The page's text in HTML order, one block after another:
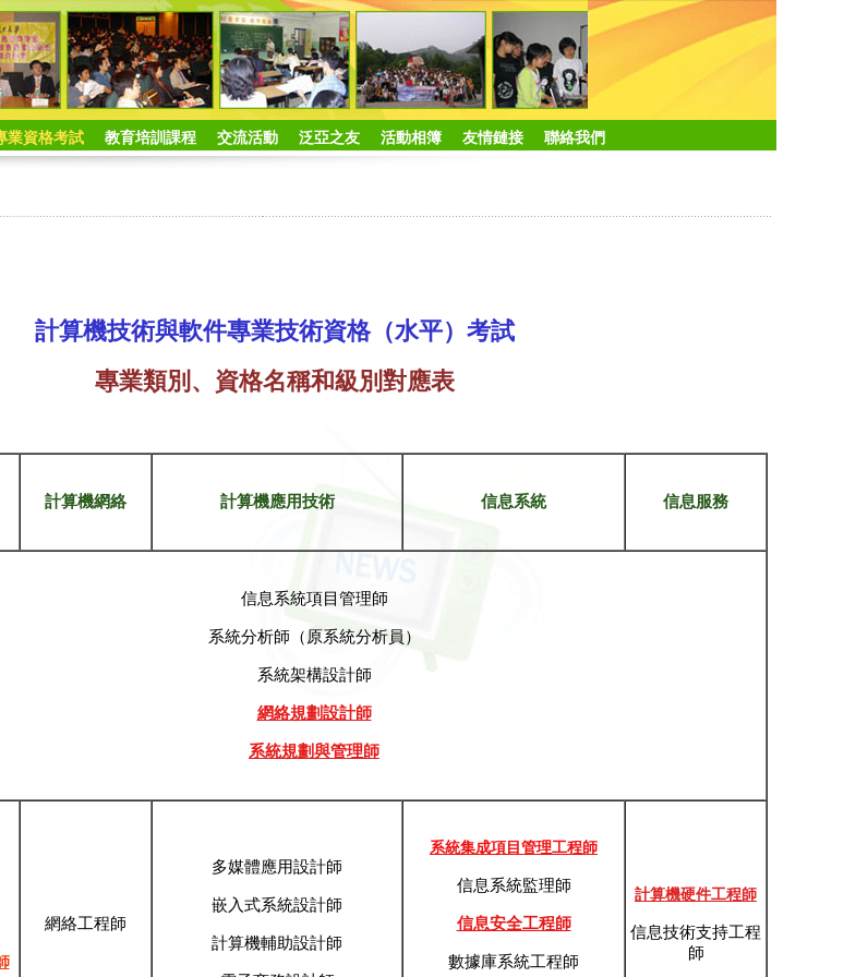
業資格考試 教育培訓課程 交流活動 泛亞之友 活動相簿 友情鏈接 聯絡我們
計算機技術與軟件專業技術資格（水平）考試
專業類別、資格名稱和級別對應表
計算機網絡 計算機應用技術 信息系統 信息服務
信息系統項目管理師
系統分析師（原系統分析員）
系統架構設計師
網絡規劃設計師
系統規劃與管理師
網絡工程師
多媒體應用設計師
嵌入式系統設計師
計算機輔助設計師
系統集成項目管理工程師
信息系統監理師
信息安全工程師
數據庫系統工程師
計算機硬件工程師
信息技術支持工程
師